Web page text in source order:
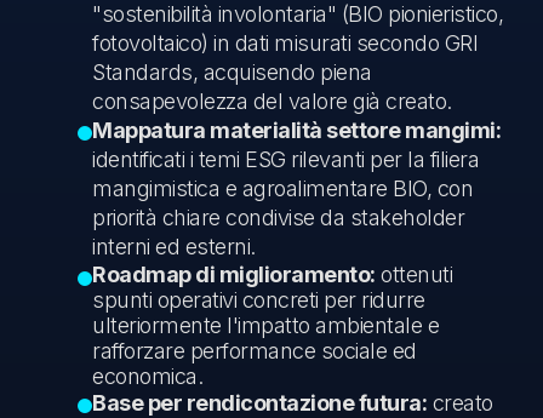
"sostenibilità involontaria" (BIO pionieristico,
fotovoltaico) in dati misurati secondo GRI
Standards, acquisendo piena
consapevolezza del valore già creato.
Mappatura materialità settore mangimi:
identificati i temi ESG rilevanti per la filiera
mangimistica e agroalimentare BIO, con
priorità chiare condivise da stakeholder
interni ed esterni.
Roadmap di miglioramento: ottenuti
spunti operativi concreti per ridurre
ulteriormente l'impatto ambientale e
rafforzare performance sociale ed
economica.
Base per rendicontazione futura: creato